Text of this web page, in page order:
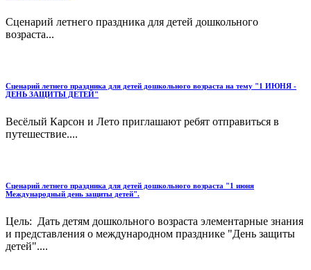
Сценарий летнего праздника для детей дошкольного
возраста...
Сценарий летнего праздника для детей дошкольного возраста на тему "1 ИЮНЯ -
ДЕНЬ ЗАЩИТЫ ДЕТЕЙ"
Весёлый Карсон и Лето приглашают ребят отправиться в
путешествие....
Сценарий летнего праздника для детей дошкольного возраста "1 июня
Международный день защиты детей".
Цель: Дать детям дошкольного возраста элементарные знания
и представления о международном празднике "День защиты
детей"....